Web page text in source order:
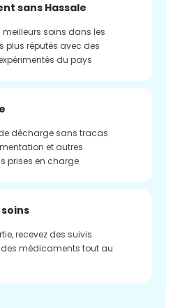
sans Hassale
meilleurs soins dans les
plus réputés avec des
du pays
décharge sans tracas
et autres
prises en charge
recevez des suivis
des médicaments tout au